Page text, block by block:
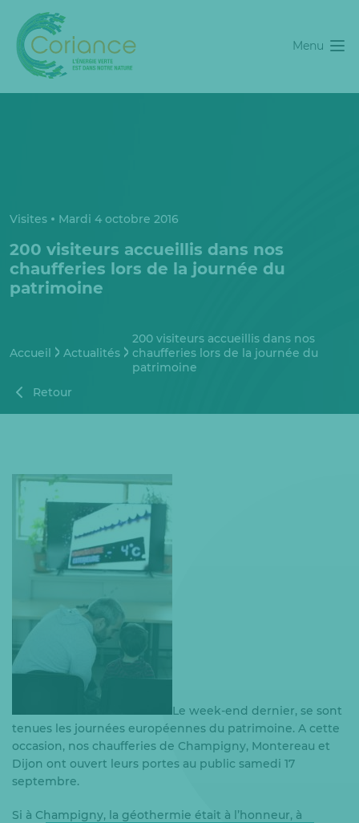
Menu
Visites Mardi 4 octobre 2016
200 visiteurs accueillis dans nos
chaufferies lors de la journée du
patrimoine
Accueil Actualités
200 visiteurs accueillis dans nos
chaufferies lors de la journée du
patrimoine
Retour
Le week-end dernier, se sont
tenues les journées européennes du patrimoine. A cette
occasion, nos chaufferies de Champigny, Montereau et
Dijon ont ouvert leurs portes au public samedi 17
septembre.
Si à Champigny, la géothermie était à l’honneur, à